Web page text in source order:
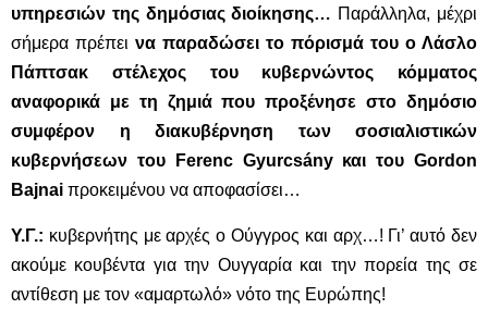
υπηρεσιών της δημόσιας διοίκησης… Παράλληλα, μέχρι
σήμερα πρέπει να παραδώσει το πόρισμά του ο Λάσλο
Πάπτσακ στέλεχος του κυβερνώντος κόμματος
αναφορικά με τη ζημιά που προξένησε στο δημόσιο
συμφέρον η διακυβέρνηση των σοσιαλιστικών
κυβερνήσεων του Ferenc Gyurcsány και του Gordon
Bajnai προκειμένου να αποφασίσει…
Υ.Γ.: κυβερνήτης με αρχές ο Ούγγρος και αρχ…! Γι’ αυτό δεν
ακούμε κουβέντα για την Ουγγαρία και την πορεία της σε
αντίθεση με τον «αμαρτωλό» νότο της Ευρώπης!